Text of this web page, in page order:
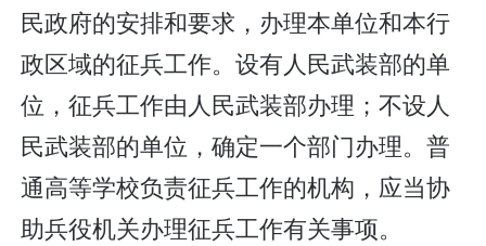
民政府的安排和要求，办理本单位和本行
政区域的征兵工作。设有人民武装部的单
位，征兵工作由人民武装部办理；不设人
民武装部的单位，确定一个部门办理。普
通高等学校负责征兵工作的机构，应当协
助兵役机关办理征兵工作有关事项。